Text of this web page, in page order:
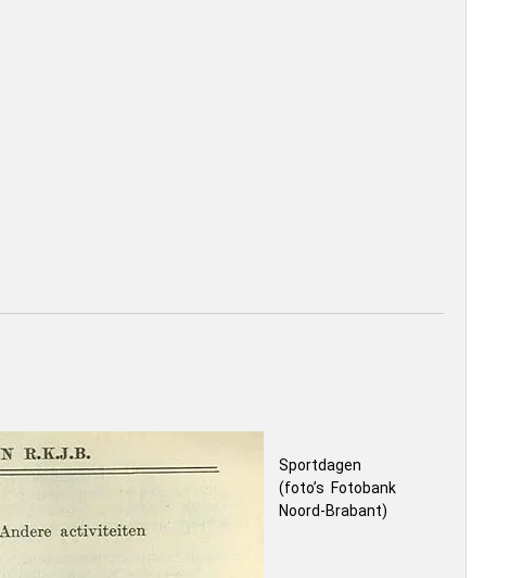
Sportdagen
(foto’s Fotobank
Noord-Brabant)